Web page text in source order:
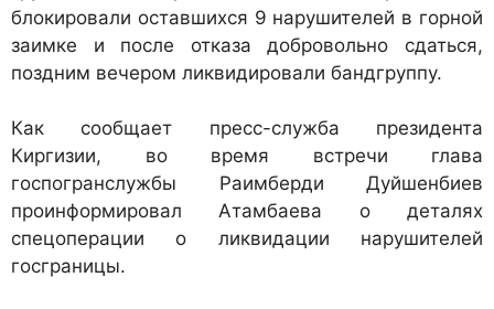
блокировали оставшихся 9 нарушителей в горной
заимке и после отказа добровольно сдаться,
поздним вечером ликвидировали бандгруппу.
Как сообщает пресс-служба президента
Киргизии, во время встречи глава
госпогранслужбы Раимберди Дуйшенбиев
проинформировал Атамбаева о деталях
спецоперации о ликвидации нарушителей
госграницы.